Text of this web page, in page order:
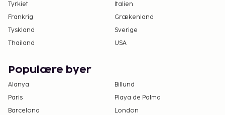
Tyrkiet
Italien
Frankrig
Grækenland
Tyskland
Sverige
Thailand
USA
Populære byer
Alanya
Billund
Paris
Playa de Palma
Barcelona
London